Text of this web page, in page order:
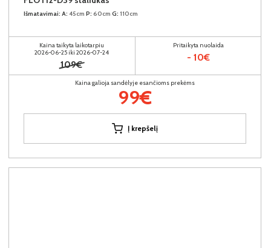
Išmatavimai: A: 45cm P: 60cm G: 110cm
Kaina taikyta laikotarpiu
2026-06-25 iki 2026-07-24
109€
Pritaikyta nuolaida
- 10€
Kaina galioja sandėlyje esančioms prekėms
99€
Į krepšelį